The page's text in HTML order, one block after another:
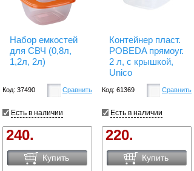
Набор емкостей
для СВЧ (0,8л,
1,2л, 2л)
Код: 37490 Сравнить
Есть в наличии
240.
Купить
Контейнер пласт.
POBEDA прямоуг.
2 л, с крышкой,
Unico
Код: 61369 Сравнить
Есть в наличии
220.
Купить